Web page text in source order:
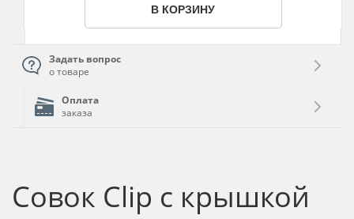
В КОРЗИНУ
Задать вопрос
о товаре
Оплата
заказа
Совок Clip с крышкой